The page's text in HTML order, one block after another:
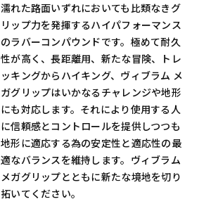
濡れた路面いずれにおいても比類なきグ
リップ力を発揮するハイパフォーマンス
のラバーコンパウンドです。極めて耐久
性が高く、長距離用、新たな冒険、トレ
ッキングからハイキング、ヴィブラム メ
ガグリップはいかなるチャレンジや地形
にも対応します。それにより使用する人
に信頼感とコントロールを提供しつつも
地形に適応する為の安定性と適応性の最
適なバランスを維持します。ヴィブラム
メガグリップとともに新たな境地を切り
拓いてください。